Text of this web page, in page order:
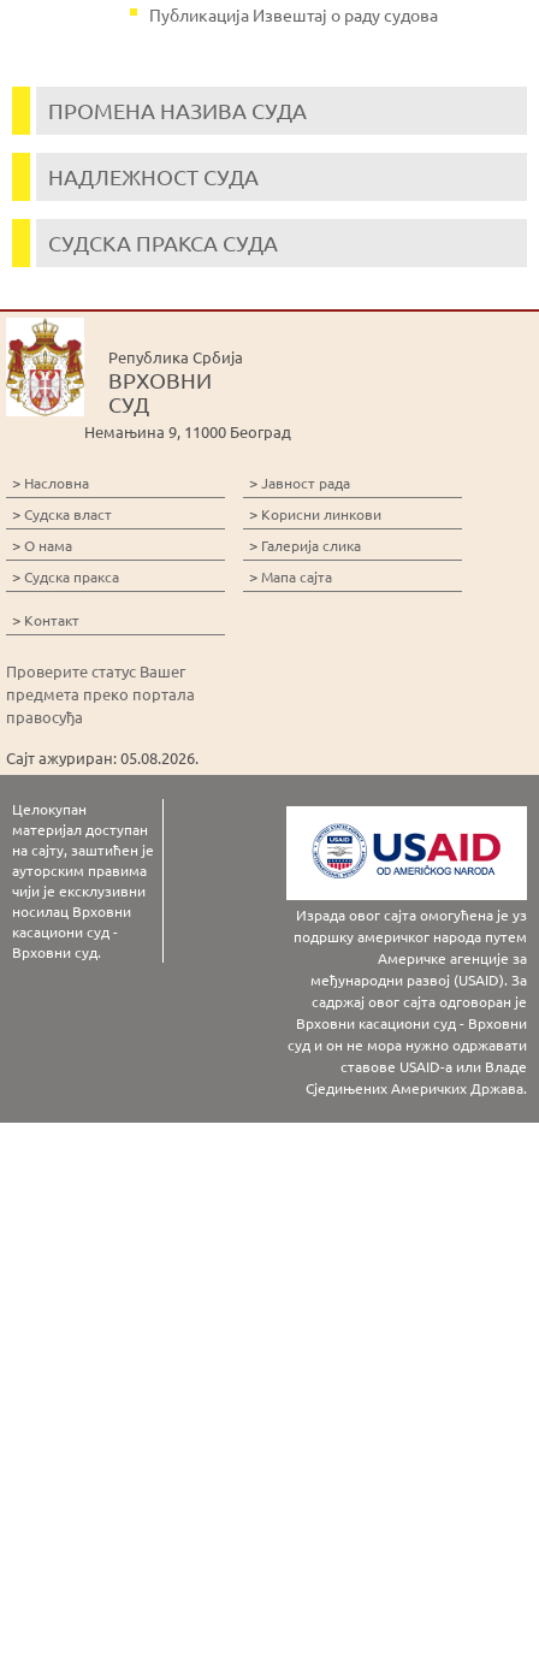
Публикација Извештај о раду судова
ПРОМЕНА НАЗИВА СУДА
НАДЛЕЖНОСТ СУДА
СУДСКА ПРАКСА СУДА
Република Србија
ВРХОВНИ
СУД
Немањина 9, 11000 Београд
> Насловна
>Судска власт
>О нама
>Судска пракса
>Јавност рада
> Корисни линкови
> Галерија слика
> Мапа сајта
> Контакт
Проверите статус Вашег
предмета преко портала
правосуђа
Сајт ажуриран: 05.08.2026.
Целокупан
материјал доступан
на сајту, заштићен је
ауторским правима
чији је ексклузивни
носилац Врховни
касациони суд -
Врховни суд.
Израда овог сајта омогућена је уз
подршку америчког народа путем
Америчке агенције за
међународни развој (USAID). За
садржај овог сајта одговоран је
Врховни касациони суд - Врховни
суд и он не мора нужно одржавати
ставове USAID-а или Владе
Сједињених Америчких Држава.